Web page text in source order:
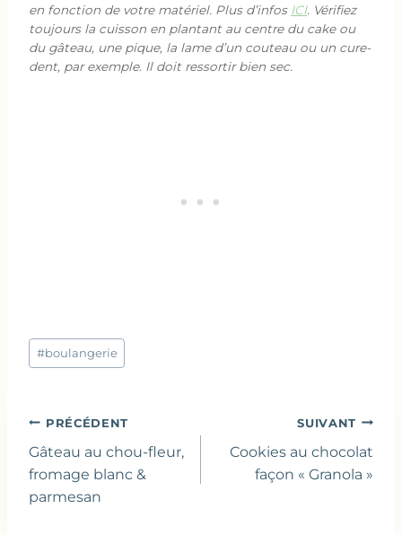
en fonction de votre matériel. Plus d’infos ICI. Vérifiez
toujours la cuisson en plantant au centre du cake ou
du gâteau, une pique, la lame d’un couteau ou un cure-
dent, par exemple. Il doit ressortir bien sec.
Étiquettes
de
#boulangerie
Navigation
de
l’article
PRÉCÉDENT
Gâteau au chou-fleur,
fromage blanc &
parmesan
SUIVANT
Cookies au chocolat
façon « Granola »